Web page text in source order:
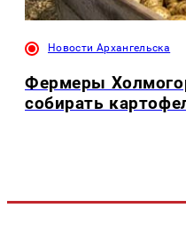
Новости Архангельска
Фермеры
собирать